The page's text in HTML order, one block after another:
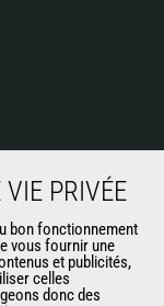
PRIVÉE
bon fonctionnement
vous fournir une
et publicités,
celles
donc des